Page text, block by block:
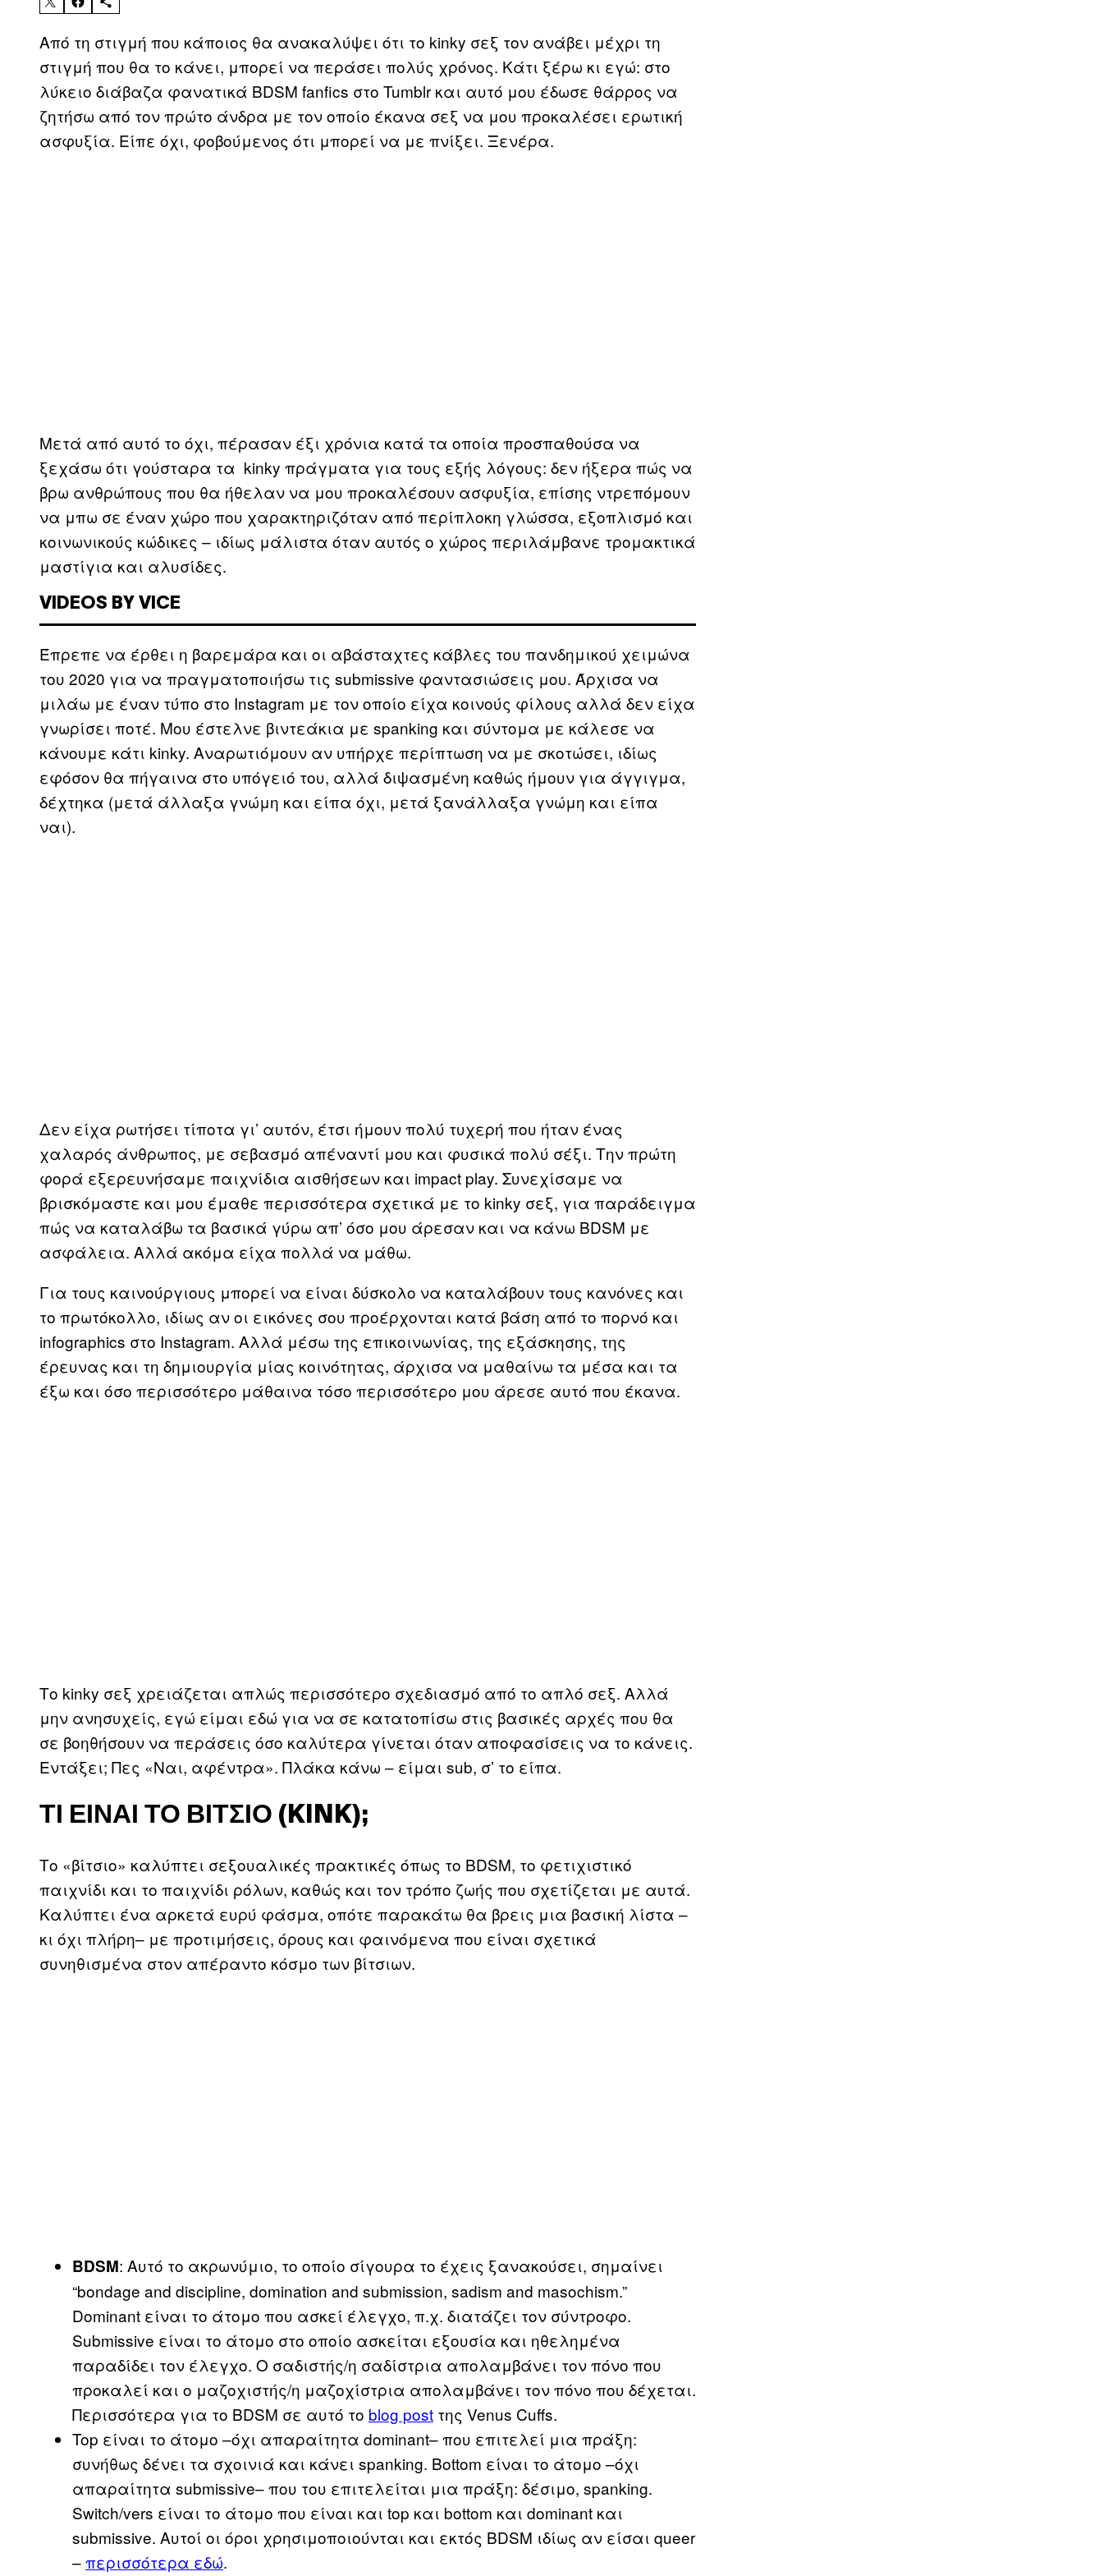
Από τη στιγμή που κάποιος θα ανακαλύψει ότι το kinky σεξ τον ανάβει μέχρι τη
στιγμή που θα το κάνει, μπορεί να περάσει πολύς χρόνος. Κάτι ξέρω κι εγώ: στο
λύκειο διάβαζα φανατικά BDSM fanfics στο Tumblr και αυτό μου έδωσε θάρρος να
ζητήσω από τον πρώτο άνδρα με τον οποίο έκανα σεξ να μου προκαλέσει ερωτική
ασφυξία. Είπε όχι, φοβούμενος ότι μπορεί να με πνίξει. Ξενέρα.
Μετά από αυτό το όχι, πέρασαν έξι χρόνια κατά τα οποία προσπαθούσα να
ξεχάσω ότι γούσταρα τα kinky πράγματα για τους εξής λόγους: δεν ήξερα πώς να
βρω ανθρώπους που θα ήθελαν να μου προκαλέσουν ασφυξία, επίσης ντρεπόμουν
να μπω σε έναν χώρο που χαρακτηριζόταν από περίπλοκη γλώσσα, εξοπλισμό και
κοινωνικούς κώδικες – ιδίως μάλιστα όταν αυτός ο χώρος περιλάμβανε τρομακτικά
μαστίγια και αλυσίδες.
VIDEOS BY VICE
Έπρεπε να έρθει η βαρεμάρα και οι αβάσταχτες κάβλες του πανδημικού χειμώνα
του 2020 για να πραγματοποιήσω τις submissive φαντασιώσεις μου. Άρχισα να
μιλάω με έναν τύπο στο Instagram με τον οποίο είχα κοινούς φίλους αλλά δεν είχα
γνωρίσει ποτέ. Μου έστελνε βιντεάκια με spanking και σύντομα με κάλεσε να
κάνουμε κάτι kinky. Αναρωτιόμουν αν υπήρχε περίπτωση να με σκοτώσει, ιδίως
εφόσον θα πήγαινα στο υπόγειό του, αλλά διψασμένη καθώς ήμουν για άγγιγμα,
δέχτηκα (μετά άλλαξα γνώμη και είπα όχι, μετά ξανάλλαξα γνώμη και είπα
ναι).
Δεν είχα ρωτήσει τίποτα γι’ αυτόν, έτσι ήμουν πολύ τυχερή που ήταν ένας
χαλαρός άνθρωπος, με σεβασμό απέναντί μου και φυσικά πολύ σέξι. Την πρώτη
φορά εξερευνήσαμε παιχνίδια αισθήσεων και impact play. Συνεχίσαμε να
βρισκόμαστε και μου έμαθε περισσότερα σχετικά με το kinky σεξ, για παράδειγμα
πώς να καταλάβω τα βασικά γύρω απ’ όσο μου άρεσαν και να κάνω BDSM με
ασφάλεια. Αλλά ακόμα είχα πολλά να μάθω.
Για τους καινούργιους μπορεί να είναι δύσκολο να καταλάβουν τους κανόνες και
το πρωτόκολλο, ιδίως αν οι εικόνες σου προέρχονται κατά βάση από το πορνό και
infographics στο Instagram. Αλλά μέσω της επικοινωνίας, της εξάσκησης, της
έρευνας και τη δημιουργία μίας κοινότητας, άρχισα να μαθαίνω τα μέσα και τα
έξω και όσο περισσότερο μάθαινα τόσο περισσότερο μου άρεσε αυτό που έκανα.
Το kinky σεξ χρειάζεται απλώς περισσότερο σχεδιασμό από το απλό σεξ. Αλλά
μην ανησυχείς, εγώ είμαι εδώ για να σε κατατοπίσω στις βασικές αρχές που θα
σε βοηθήσουν να περάσεις όσο καλύτερα γίνεται όταν αποφασίσεις να το κάνεις.
Εντάξει; Πες «Ναι, αφέντρα». Πλάκα κάνω – είμαι sub, σ’ το είπα.
ΤΙ ΕΊΝΑΙ ΤΟ ΒΊΤΣΙΟ (KINK);
Το «βίτσιο» καλύπτει σεξουαλικές πρακτικές όπως το BDSM, το φετιχιστικό
παιχνίδι και το παιχνίδι ρόλων, καθώς και τον τρόπο ζωής που σχετίζεται με αυτά.
Καλύπτει ένα αρκετά ευρύ φάσμα, οπότε παρακάτω θα βρεις μια βασική λίστα –
κι όχι πλήρη– με προτιμήσεις, όρους και φαινόμενα που είναι σχετικά
συνηθισμένα στον απέραντο κόσμο των βίτσιων.
BDSM: Αυτό το ακρωνύμιο, το οποίο σίγουρα το έχεις ξανακούσει, σημαίνει
“bondage and discipline, domination and submission, sadism and masochism.”
Dominant είναι το άτομο που ασκεί έλεγχο, π.χ. διατάζει τον σύντροφο.
Submissive είναι το άτομο στο οποίο ασκείται εξουσία και ηθελημένα
παραδίδει τον έλεγχο. Ο σαδιστής/η σαδίστρια απολαμβάνει τον πόνο που
προκαλεί και ο μαζοχιστής/η μαζοχίστρια απολαμβάνει τον πόνο που δέχεται.
Περισσότερα για το BDSM σε αυτό το blog post της Venus Cuffs.
Top είναι το άτομο –όχι απαραίτητα dominant– που επιτελεί μια πράξη:
συνήθως δένει τα σχοινιά και κάνει spanking. Bottom είναι το άτομο –όχι
απαραίτητα submissive– που του επιτελείται μια πράξη: δέσιμο, spanking.
Switch/vers είναι το άτομο που είναι και top και bottom και dominant και
submissive. Αυτοί οι όροι χρησιμοποιούνται και εκτός BDSM ιδίως αν είσαι queer
–περισσότερα εδώ.